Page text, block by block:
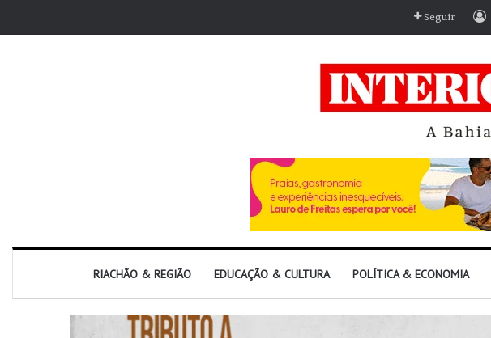
Seguir
RIACHÃO & REGIÃO EDUCAÇÃO & CULTURA POLÍTICA & ECONOMIA